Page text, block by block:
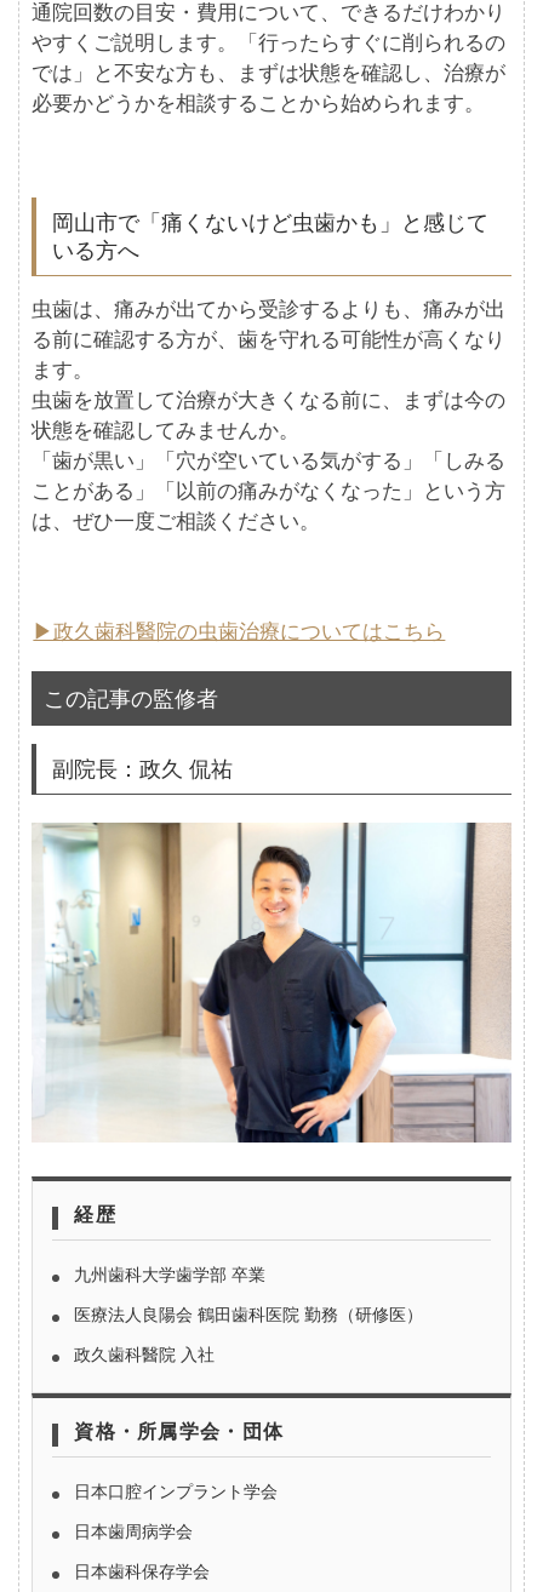
通院回数の目安・費用について、できるだけわかり
やすくご説明します。「行ったらすぐに削られるの
では」と不安な方も、まずは状態を確認し、治療が
必要かどうかを相談することから始められます。
岡山市で「痛くないけど虫歯かも」と感じて
いる方へ
虫歯は、痛みが出てから受診するよりも、痛みが出
る前に確認する方が、歯を守れる可能性が高くなり
ます。
虫歯を放置して治療が大きくなる前に、まずは今の
状態を確認してみませんか。
「歯が黒い」「穴が空いている気がする」「しみる
ことがある」「以前の痛みがなくなった」という方
は、ぜひ一度ご相談ください。
▶政久歯科醫院の虫歯治療についてはこちら
この記事の監修者
副院長：政久 侃祐
経歴
九州歯科大学歯学部 卒業
医療法人良陽会 鶴田歯科医院 勤務（研修医）
政久歯科醫院 入社
資格・所属学会・団体
日本口腔インプラント学会
日本歯周病学会
日本歯科保存学会